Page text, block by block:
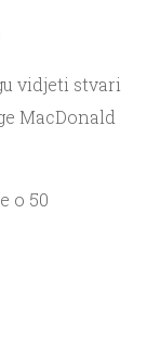
vidjeti stvari
MacDonald
o 50